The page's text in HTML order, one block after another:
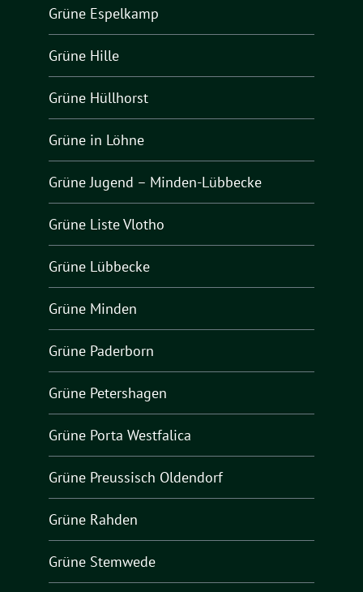
Grüne Espelkamp
Grüne Hille
Grüne Hüllhorst
Grüne in Löhne
Grüne Jugend – Minden-Lübbecke
Grüne Liste Vlotho
Grüne Lübbecke
Grüne Minden
Grüne Paderborn
Grüne Petershagen
Grüne Porta Westfalica
Grüne Preussisch Oldendorf
Grüne Rahden
Grüne Stemwede